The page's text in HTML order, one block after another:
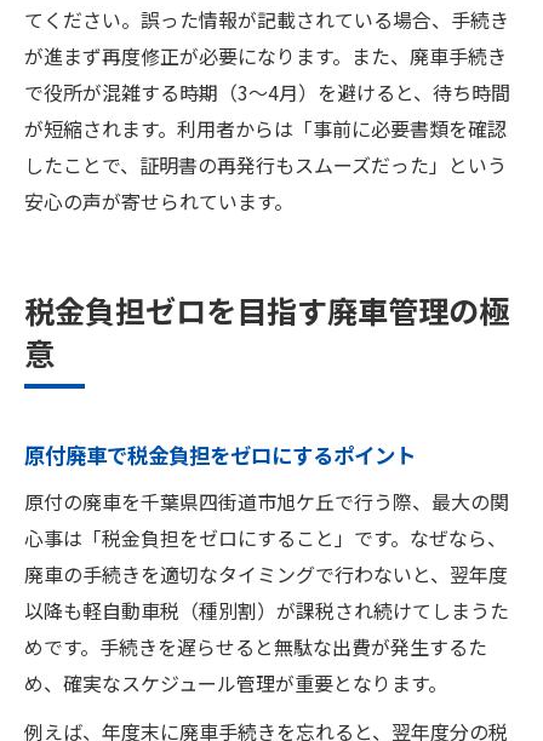
てください。誤った情報が記載されている場合、手続き
が進まず再度修正が必要になります。また、廃車手続き
で役所が混雑する時期（3～4月）を避けると、待ち時間
が短縮されます。利用者からは「事前に必要書類を確認
したことで、証明書の再発行もスムーズだった」という
安心の声が寄せられています。
税金負担ゼロを目指す廃車管理の極
意
原付廃車で税金負担をゼロにするポイント
原付の廃車を千葉県四街道市旭ケ丘で行う際、最大の関
心事は「税金負担をゼロにすること」です。なぜなら、
廃車の手続きを適切なタイミングで行わないと、翌年度
以降も軽自動車税（種別割）が課税され続けてしまうた
めです。手続きを遅らせると無駄な出費が発生するた
め、確実なスケジュール管理が重要となります。
例えば、年度末に廃車手続きを忘れると、翌年度分の税